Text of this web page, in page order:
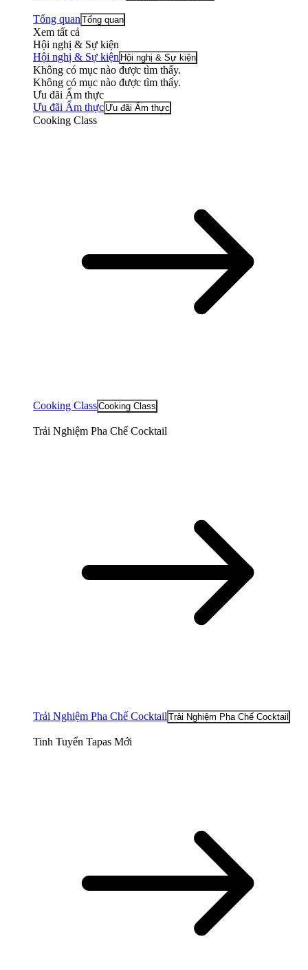
Tổng quan Tổng quan
Xem tất cả
Hội nghị & Sự kiện
Hội nghị & Sự kiện Hội nghị & Sự kiện
Không có mục nào được tìm thấy.
Không có mục nào được tìm thấy.
Ưu đãi Ẩm thực
Ưu đãi Ẩm thực Ưu đãi Ẩm thực
Cooking Class
Cooking ClassCooking Class
Trải Nghiệm Pha Chế Cocktail
Trải Nghiệm Pha Chế Cocktail Trải Nghiệm Pha Chế Cocktail
Tinh Tuyển Tapas Mới